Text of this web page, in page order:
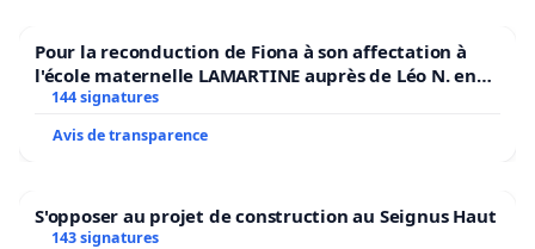
Pour la reconduction de Fiona à son affectation à
l'école maternelle LAMARTINE auprès de Léo N. en
2026/2027
144 signatures
Avis de transparence
S'opposer au projet de construction au Seignus Haut
143 signatures